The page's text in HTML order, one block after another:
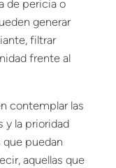
de pericia o
generar
filtrar
frente al
contemplar las
y la prioridad
puedan
aquellas que